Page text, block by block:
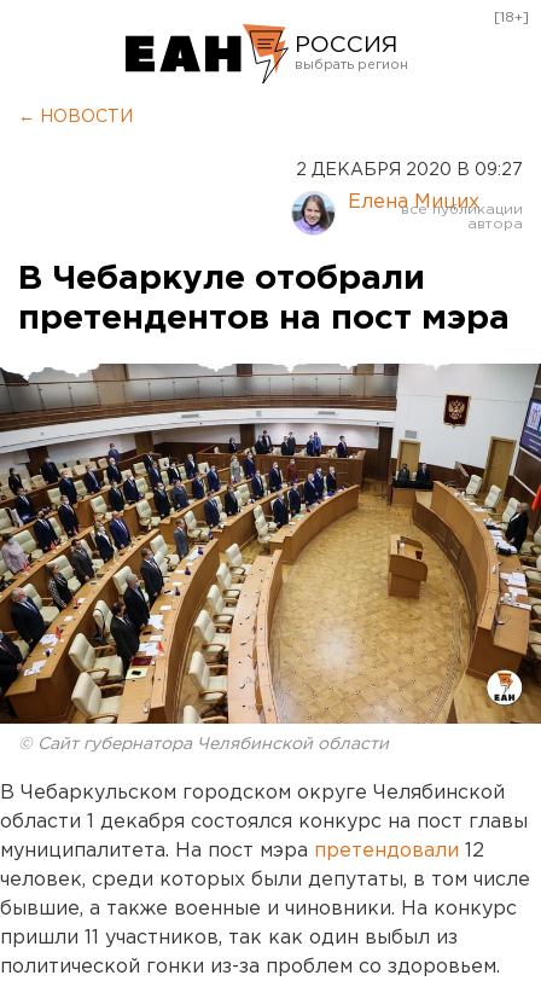
РОССИЯ
Курган
Оренбург
[18+]
← НОВОСТИ
2 ДЕКАБРЯ 2020 В 09:27
Елена Мицих
В Чебаркуле отобрали
претендентов на пост мэра
© Сайт губернатора Челябинской области
В Чебаркульском городском округе Челябинской
области 1 декабря состоялся конкурс на пост главы
муниципалитета. На пост мэра претендовали 12
человек, среди которых были депутаты, в том числе
бывшие, а также военные и чиновники. На конкурс
пришли 11 участников, так как один выбыл из
политической гонки из-за проблем со здоровьем.